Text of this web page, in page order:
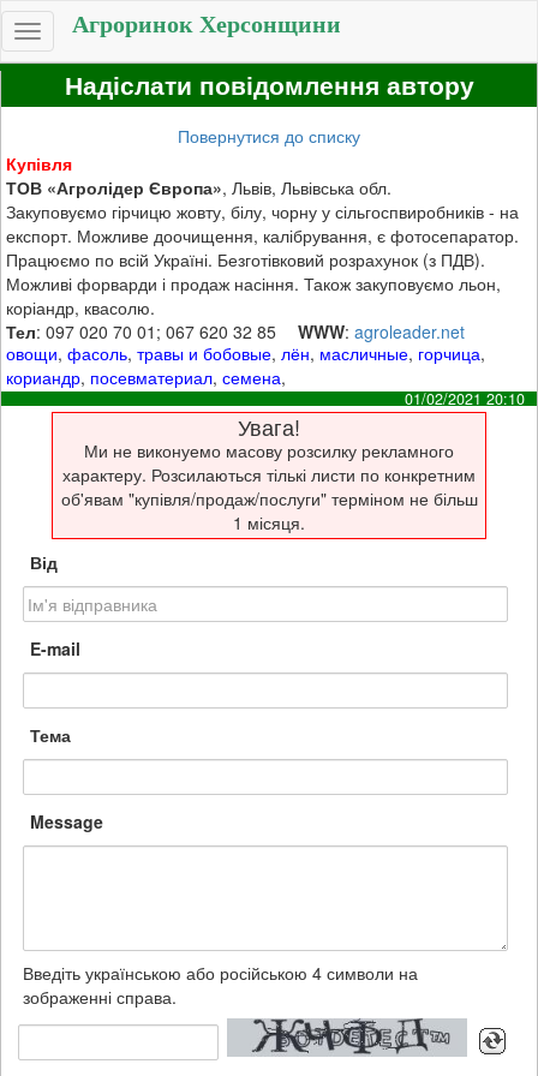
Toggle
navigation
Агроринок Херсонщини
Надіслати повідомлення автору
Повернутися до списку
Купівля
ТОВ «Агролідер Європа», Львів, Львівська обл.
Закуповуємо гірчицю жовту, білу, чорну у сільгоспвиробників - на
експорт. Можливе доочищення, калібрування, є фотосепаратор.
Працюємо по всій Україні. Безготівковий розрахунок (з ПДВ).
Можливі форварди і продаж насіння. Також закуповуємо льон,
коріандр, квасолю.
Тел: 097 020 70 01; 067 620 32 85 WWW:agroleader.net
овощи,фасоль,травы и бобовые, лён, масличные, горчица,
кориандр, посевматериал,семена,
01/02/2021 20:10
Увага!
Ми не виконуемо масову розсилку рекламного
характеру. Розсилаються тількі листи по конкретним
об'явам "купівля/продаж/послуги" терміном не більш
1 місяця.
Від
E-mail
Тема
Message
Введіть українською або російською 4 символи на
зображенні справа.